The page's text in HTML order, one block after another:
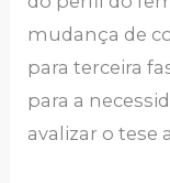
mudança de
para terceira
para a
avalizar o tese